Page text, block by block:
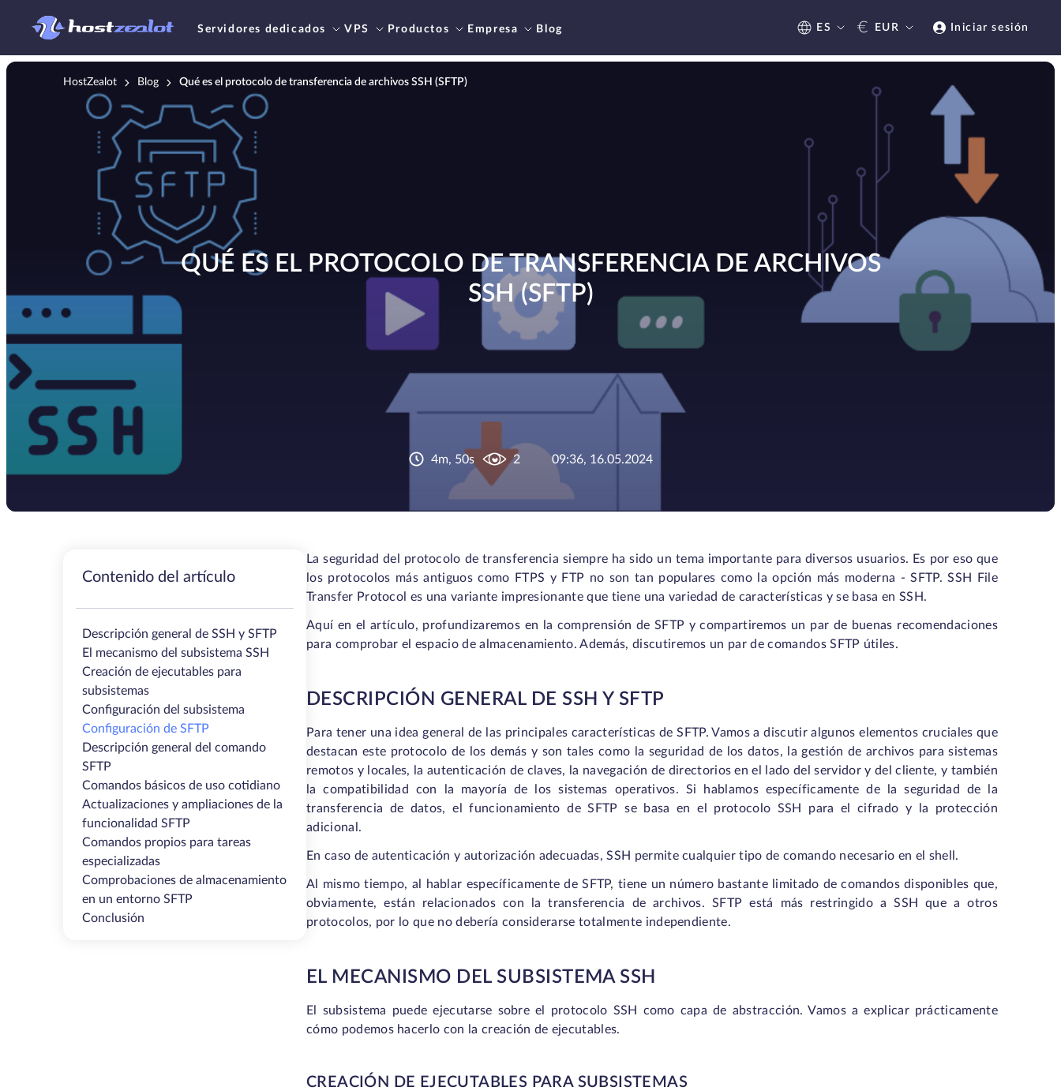
Servidores dedicados VPS Productos Empresa Blog ES € EUR Iniciar sesión
HostZealot Blog Qué es el protocolo de transferencia de archivos SSH (SFTP)
QUÉ ES EL PROTOCOLO DE TRANSFERENCIA DE ARCHIVOS
SSH (SFTP)
4m, 50s 2 09:36, 16.05.2024
Contenido del artículo
Descripción general de SSH y SFTP
El mecanismo del subsistema SSH
Creación de ejecutables para
subsistemas
Configuración del subsistema
Configuración de SFTP
Descripción general del comando
SFTP
Comandos básicos de uso cotidiano
Actualizaciones y ampliaciones de la
funcionalidad SFTP
Comandos propios para tareas
especializadas
Comprobaciones de almacenamiento
en un entorno SFTP
Conclusión
La seguridad del protocolo de transferencia siempre ha sido un tema importante para diversos usuarios. Es por eso que
los protocolos más antiguos como FTPS y FTP no son tan populares como la opción más moderna - SFTP. SSH File
Transfer Protocol es una variante impresionante que tiene una variedad de características y se basa en SSH.
Aquí en el artículo, profundizaremos en la comprensión de SFTP y compartiremos un par de buenas recomendaciones
para comprobar el espacio de almacenamiento. Además, discutiremos un par de comandos SFTP útiles.
DESCRIPCIÓN GENERAL DE SSH Y SFTP
Para tener una idea general de las principales características de SFTP. Vamos a discutir algunos elementos cruciales que
destacan este protocolo de los demás y son tales como la seguridad de los datos, la gestión de archivos para sistemas
remotos y locales, la autenticación de claves, la navegación de directorios en el lado del servidor y del cliente, y también
la compatibilidad con la mayoría de los sistemas operativos. Si hablamos específicamente de la seguridad de la
transferencia de datos, el funcionamiento de SFTP se basa en el protocolo SSH para el cifrado y la protección
adicional.
En caso de autenticación y autorización adecuadas, SSH permite cualquier tipo de comando necesario en el shell.
Al mismo tiempo, al hablar específicamente de SFTP, tiene un número bastante limitado de comandos disponibles que,
obviamente, están relacionados con la transferencia de archivos. SFTP está más restringido a SSH que a otros
protocolos, por lo que no debería considerarse totalmente independiente.
EL MECANISMO DEL SUBSISTEMA SSH
El subsistema puede ejecutarse sobre el protocolo SSH como capa de abstracción. Vamos a explicar prácticamente
cómo podemos hacerlo con la creación de ejecutables.
CREACIÓN DE EJECUTABLES PARA SUBSISTEMAS